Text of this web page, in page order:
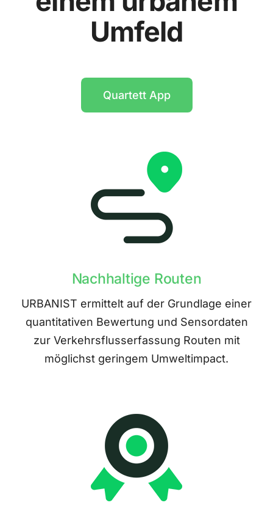
Umfeld
Quartett App
Nachhaltige Routen
URBANIST ermittelt auf der Grundlage einer
quantitativen Bewertung und Sensordaten
zur Verkehrsflusserfassung Routen mit
möglichst geringem Umweltimpact.